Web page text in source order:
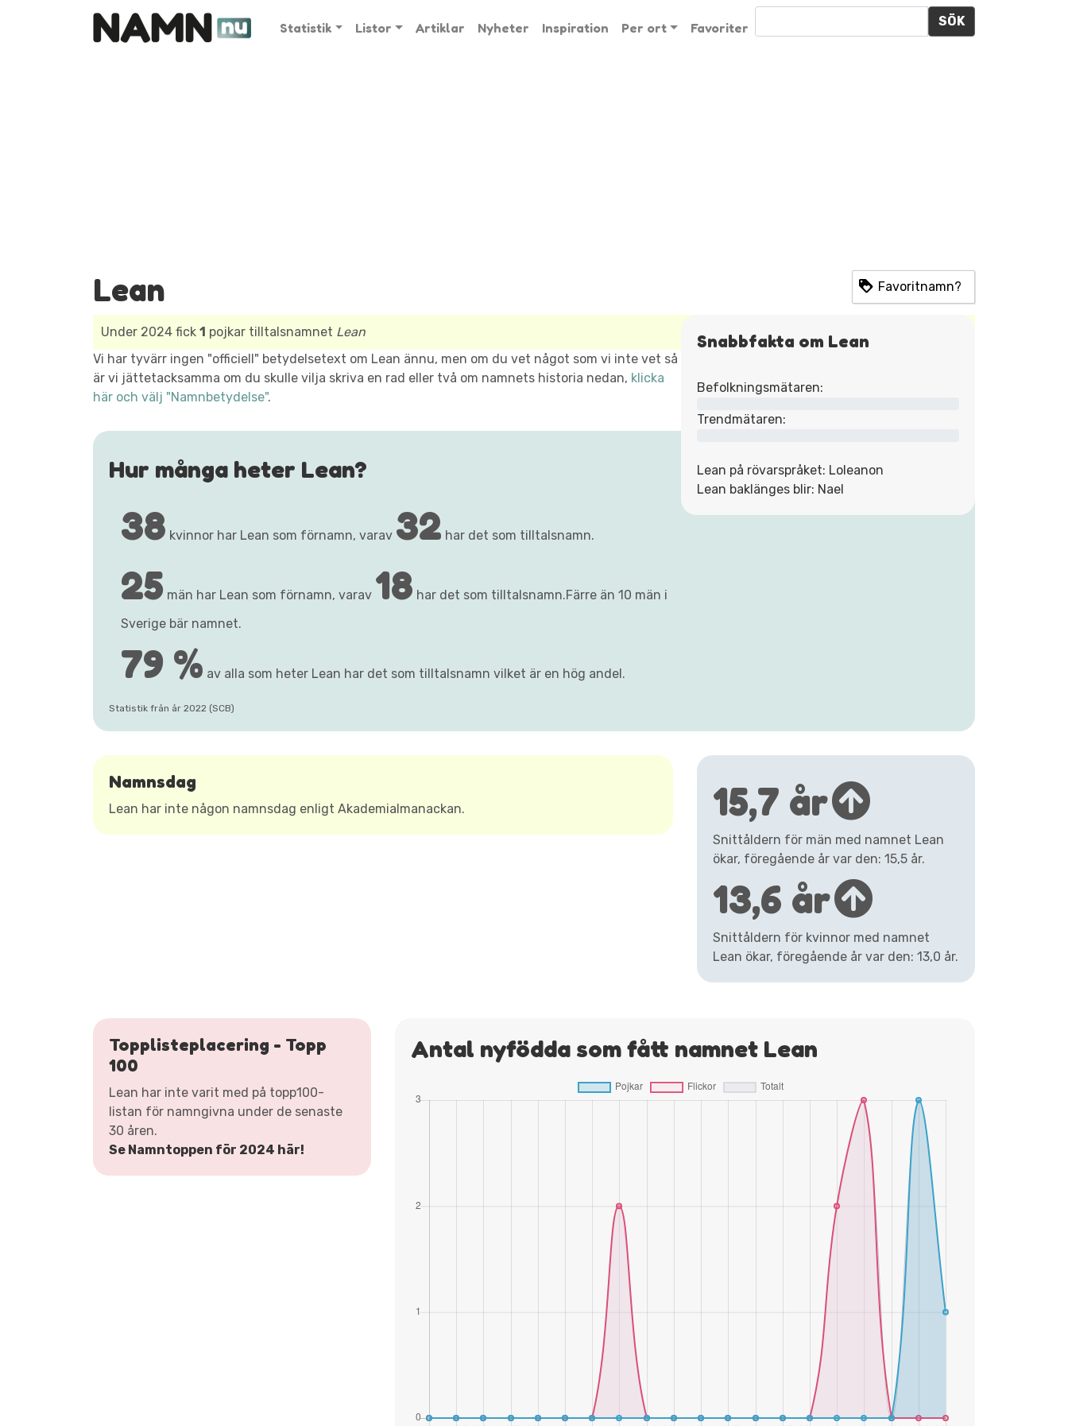
Statistik Listor Artiklar Nyheter Inspiration Per ort Favoriter SÖK
Lean Favoritnamn?
Snabbfakta om Lean
Befolkningsmätaren:
Trendmätaren:
Lean på rövarspråket: Loleanon
Lean baklänges blir: Nael
Under 2024 fick 1 pojkar tilltalsnamnet Lean
Vi har tyvärr ingen "officiell" betydelsetext om Lean ännu, men om du vet något som vi inte vet så
är vi jättetacksamma om du skulle vilja skriva en rad eller två om namnets historia nedan, klicka
här och välj "Namnbetydelse".
Hur många heter Lean?
38 kvinnor har Lean som förnamn, varav 32 har det som tilltalsnamn.
25 män har Lean som förnamn, varav 18 har det som tilltalsnamn.Färre än 10 män i
Sverige bär namnet.
79 % av alla som heter Lean har det som tilltalsnamn vilket är en hög andel.
Statistik från år 2022 (SCB)
Namnsdag
Lean har inte någon namnsdag enligt Akademialmanackan. 15,7 år
Snittåldern för män med namnet Lean
ökar, föregående år var den: 15,5 år.
13,6 år
Snittåldern för kvinnor med namnet
Lean ökar, föregående år var den: 13,0 år.
Topplisteplacering - Topp
100
Lean har inte varit med på topp100-
listan för namngivna under de senaste
30 åren.
Se Namntoppen för 2024 här!
Antal nyfödda som fått namnet Lean